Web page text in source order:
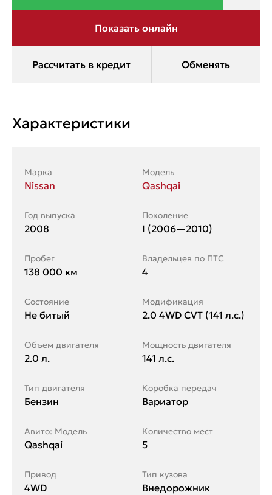
Характеристики
Марка
Nissan
Модель
Qashqai
Год выпуска
2008
Поколение
I (2006—2010)
Пробег
138 000 км
Владельцев по ПТС
4
Состояние
Не битый
Модификация
2.0 4WD CVT (141 л.с.)
Объем двигателя
2.0 л.
Мощность двигателя
141 л.с.
Тип двигателя
Бензин
Коробка передач
Вариатор
Авито: Модель
Qashqai
Количество мест
5
Привод
4WD
Тип кузова
Внедорожник